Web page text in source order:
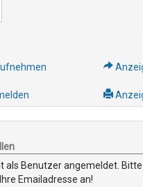
als Benutzer angemeldet.
Emailadresse an!